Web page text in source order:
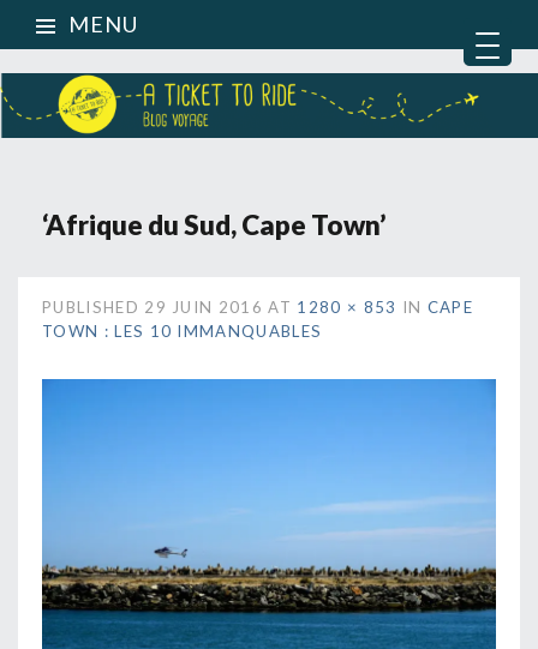
MENU
‘Afrique du Sud, Cape Town’
PUBLISHED 29 JUIN 2016 AT 1280 × 853 IN CAPE
TOWN : LES 10 IMMANQUABLES